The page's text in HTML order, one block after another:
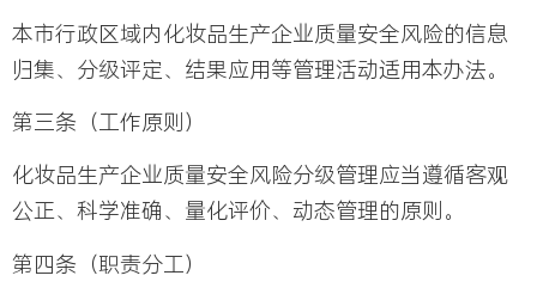
本市行政区域内化妆品生产企业质量安全风险的信息
归集、分级评定、结果应用等管理活动适用本办法。
第三条（工作原则）
化妆品生产企业质量安全风险分级管理应当遵循客观
公正、科学准确、量化评价、动态管理的原则。
第四条（职责分工）